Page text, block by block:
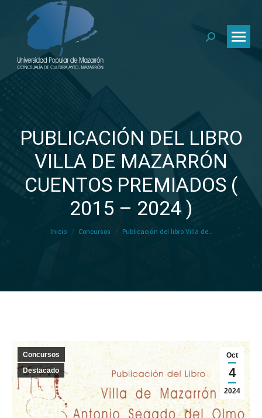
PUBLICACIÓN DEL LIBRO
VILLA DE MAZARRÓN
CUENTOS PREMIADOS (
2015 – 2024 )
Estás aquí:
Inicio Concursos Publicación del libro Villa de…
Oct
4
2024
Concursos
Destacado